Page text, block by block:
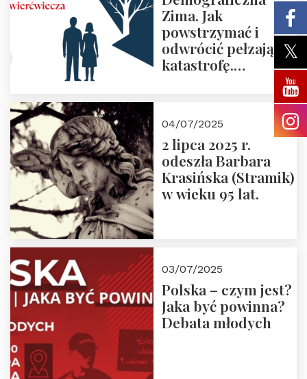
Zima. Jak
powstrzymać i
odwrócić pełzającą
katastrofę.
pierwsze spotkanie
Nowego
Ćwierćwiecza”
04/07/2025
2 lipca 2025 r.
odeszła Barbara
Krasińska (Stramik)
w wieku 95 lat.
03/07/2025
Polska – czym jest?
Jaka być powinna?
Debata młodych